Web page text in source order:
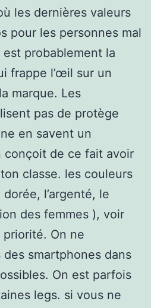
les dernières valeurs
pour les personnes mal
probablement la
frappe l’œil sur un
marque. Les
pas de protège
en savent un
conçoit de ce fait avoir
classe. les couleurs
l’argenté, le
des femmes ), voir
On ne
smartphones dans
On est parfois
legs. si vous ne